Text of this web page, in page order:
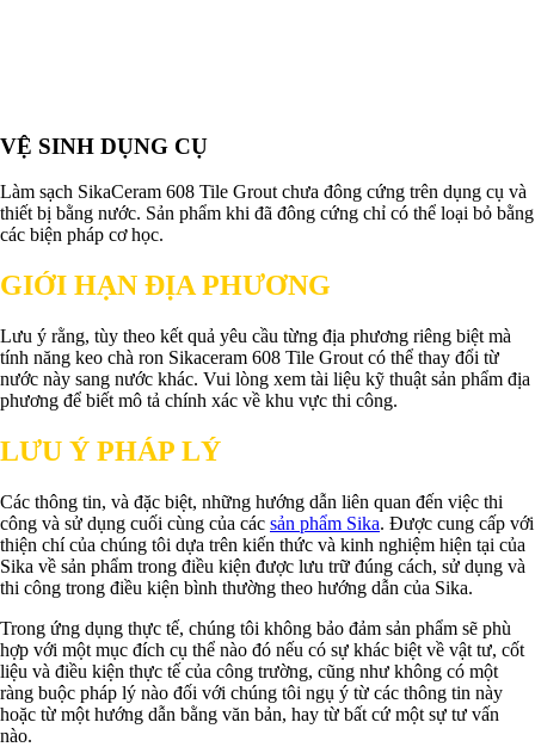
VỆ SINH DỤNG CỤ
Làm sạch SikaCeram 608 Tile Grout chưa đông cứng trên dụng cụ và
thiết bị bằng nước. Sản phẩm khi đã đông cứng chỉ có thể loại bỏ bằng
các biện pháp cơ học.
GIỚI HẠN ĐỊA PHƯƠNG
Lưu ý rằng, tùy theo kết quả yêu cầu từng địa phương riêng biệt mà
tính năng keo chà ron Sikaceram 608 Tile Grout có thể thay đổi từ
nước này sang nước khác. Vui lòng xem tài liệu kỹ thuật sản phẩm địa
phương để biết mô tả chính xác về khu vực thi công.
LƯU Ý PHÁP LÝ
Các thông tin, và đặc biệt, những hướng dẫn liên quan đến việc thi
công và sử dụng cuối cùng của các sản phẩm Sika. Được cung cấp với
thiện chí của chúng tôi dựa trên kiến thức và kinh nghiệm hiện tại của
Sika về sản phẩm trong điều kiện được lưu trữ đúng cách, sử dụng và
thi công trong điều kiện bình thường theo hướng dẫn của Sika.
Trong ứng dụng thực tế, chúng tôi không bảo đảm sản phẩm sẽ phù
hợp với một mục đích cụ thể nào đó nếu có sự khác biệt về vật tư, cốt
liệu và điều kiện thực tế của công trường, cũng như không có một
ràng buộc pháp lý nào đối với chúng tôi ngụ ý từ các thông tin này
hoặc từ một hướng dẫn bằng văn bản, hay từ bất cứ một sự tư vấn
nào.